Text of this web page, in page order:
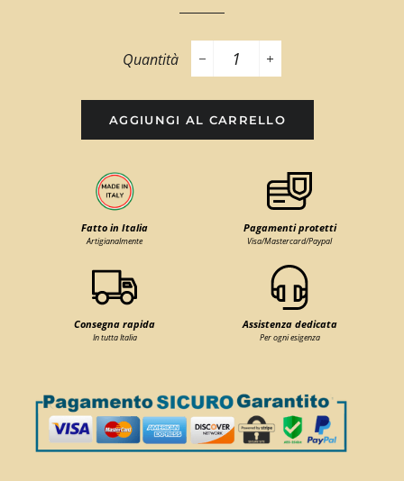
Quantità
−
+
AGGIUNGI AL CARRELLO
Fatto in Italia
Artigianalmente
Pagamenti protetti
Visa/Mastercard/Paypal
Consegna rapida
In tutta Italia
Assistenza dedicata
Per ogni esigenza